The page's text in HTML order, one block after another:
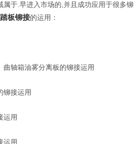
属于.早进入市场的,并且成功应用于很多
板铆接的运用：
轴箱油雾分离板的铆接运用
铆接运用
运用
运用